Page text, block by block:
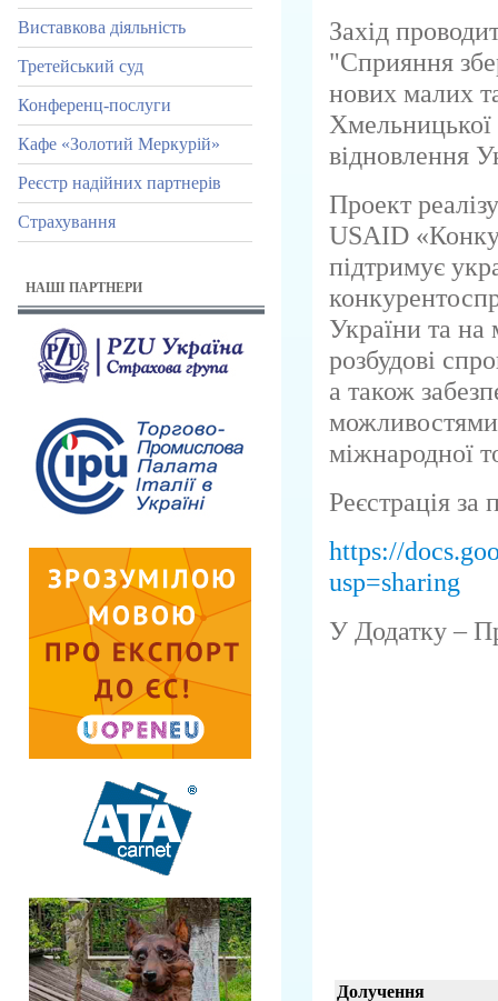
Захід
"Сприяння
нових малих
Хмельницької
відновлення
Проект
USAID
підтримує
України та
розбудові
а також
можливостями
міжнародної
Реєстрація
https://
usp=sharing
У Додатку –
Долучення
Виставкова діяльність
Третейський суд
Конференц-послуги
Кафе «Золотий Меркурій»
Реєстр надійних партнерів
Страхування
НАШІ ПАРТНЕРИ